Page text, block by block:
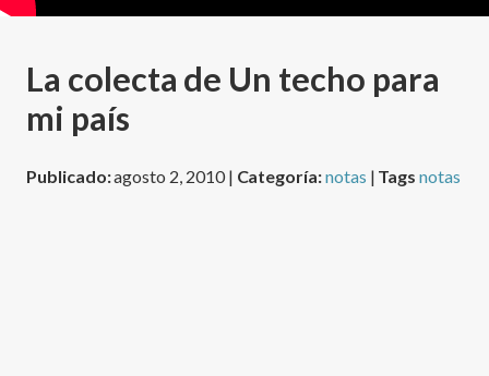
La colecta de Un techo para
mi paí­s
Publicado:agosto 2, 2010 | Categoría:notas | Tagsnotas